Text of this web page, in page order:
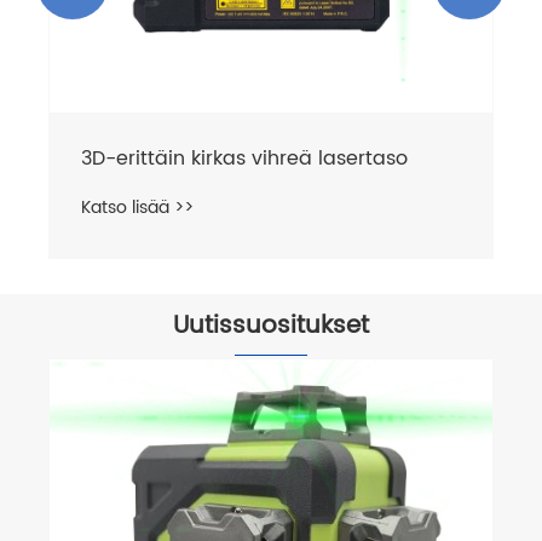
Uutissuositukset
Miksi vihreästä 2-linjaisesta
lasertasosta tulee ensisijainen valinta
tarkkuuskohdistuksessa?
Katso lisää >>